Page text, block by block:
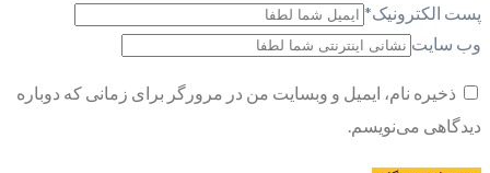
پست الکترونیک*
وب سایت
ذخیره نام، ایمیل و وبسایت من در مرورگر برای زمانی که دوباره
دیدگاهی می‌نویسم.